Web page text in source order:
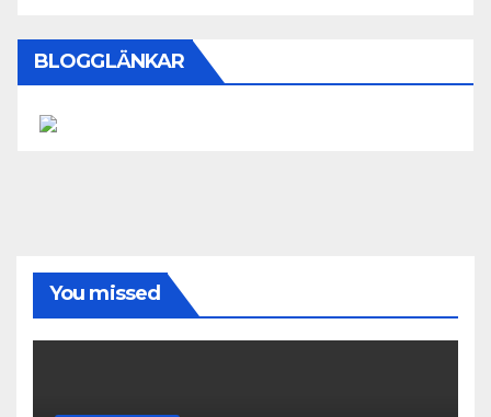
BLOGGLÄNKAR
You missed